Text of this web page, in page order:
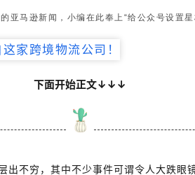
亚马逊新闻，小编在此奉上“给公众号设置
下面开始正文↓↓↓
不穷，其中不少事件可谓令人大跌眼镜